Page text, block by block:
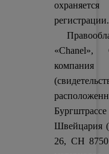
регистрации.
Швейцария
26, CH